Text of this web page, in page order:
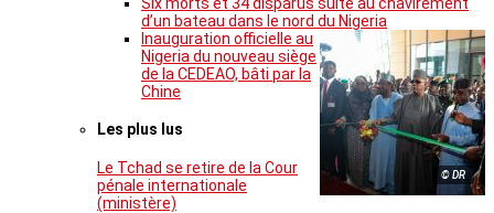
d’un bateau dans le nord du Nigeria
© DR
Inauguration officielle au
Nigeria du nouveau siège
de la CEDEAO, bâti par la
Chine
Les plus lus
Le Tchad se retire de la Cour
pénale internationale
(ministère)